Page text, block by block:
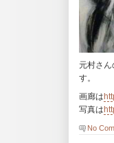
元村さん
す。
画廊は
写真は
No